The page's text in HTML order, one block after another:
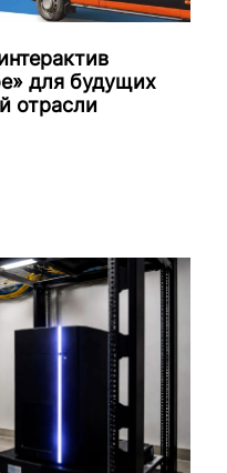
для будущих
отрасли